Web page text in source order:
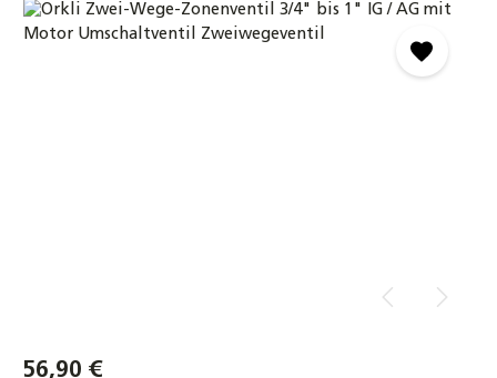
Bildergalerie überspringen
56,90 €